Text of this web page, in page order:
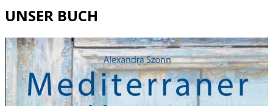
UNSER BUCH